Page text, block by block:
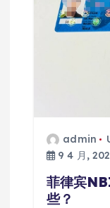
admin
9 4 月,
菲律宾
些？